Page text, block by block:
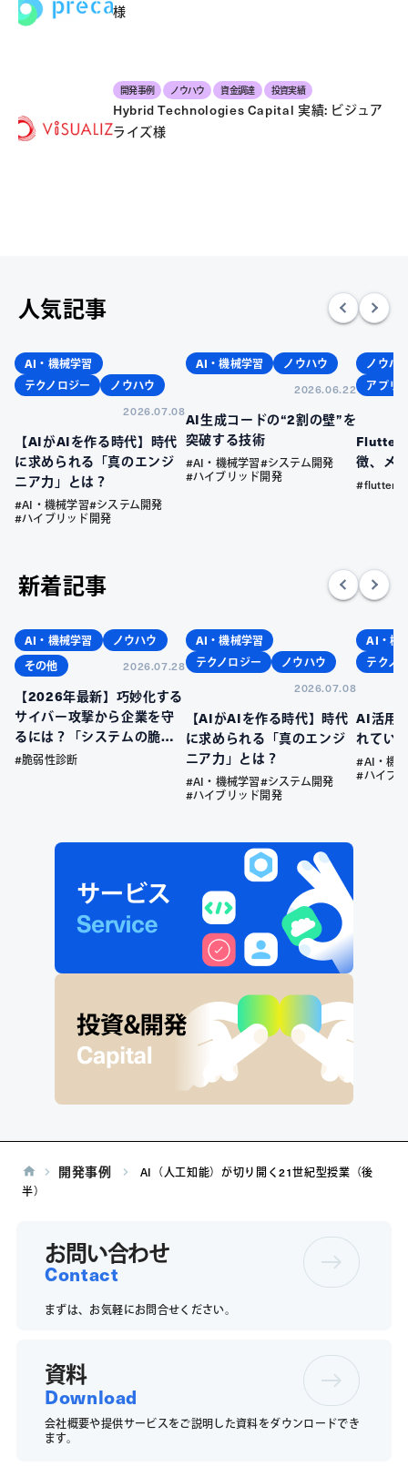
様
開発事例 ノウハウ 資金調達 投資実績
Hybrid Technologies Capital 実績: ビジュア
ライズ様
人気記事
AI・機械学習
テクノロジー
ノウハウ
2026.07.08
【AIがAIを作る時代】時代
に求められる「真のエンジ
ニア力」とは？
#AI・機械学習#システム開発
#ハイブリッド開発
AI・機械学習 ノウハウ
2026.06.22
AI生成コードの“2割の壁”を
突破する技術
#AI・機械学習#システム開発
#ハイブリッド開発
ノウハ
アプリ
Flutter
徴、メ
#flutter
新着記事
AI・機械学習
ノウハウ
その他
2026.07.28
【2026年最新】巧妙化する
サイバー攻撃から企業を守
るには？「システムの脆弱
性」を放置するリスクと、
#脆弱性診断
AI・機械学習
テクノロジー
ノウハウ
2026.07.08
【AIがAIを作る時代】時代
に求められる「真のエンジ
ニア力」とは？
#AI・機械学習#システム開発
#ハイブリッド開発
AI・機
テクノ
AI活用
れてい
#AI・機
#ハイブ
開発事例
AI（人工知能）が切り開く21世紀型授業（後
半）
お問い合わせ
Contact
まずは、お気軽にお問合せください。
資料
Download
会社概要や提供サービスをご説明した資料をダウンロードでき
ます。